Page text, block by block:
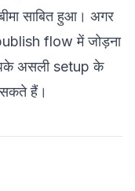
साबित हुआ। अगर
flow में जोड़ना
असली setup के
सकते हैं।